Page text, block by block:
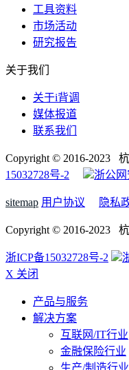
工具资料
市场活动
研究报告
关于我们
关于i背调
媒体报道
联系我们
Copyright © 2016-2023
15032728号-2
浙公网
sitemap 用户协议 隐私
Copyright © 2016-2023
浙ICP备15032728号-2
X 关闭
产品与服务
解决方案
互联网/IT行业
金融保险行业
生产/制造行业